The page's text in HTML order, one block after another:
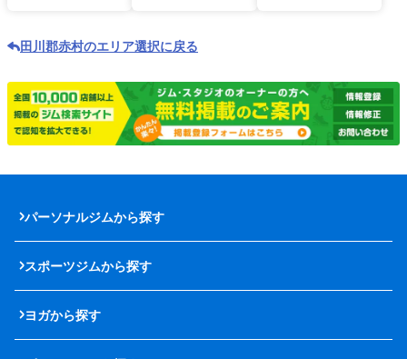
田川郡赤村のエリア選択に戻る
パーソナルジムから探す
スポーツジムから探す
ヨガから探す